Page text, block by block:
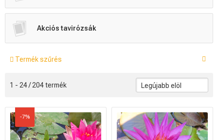
Akciós tavirózsák
Termék szűrés
1 - 24 / 204 termék
-7%